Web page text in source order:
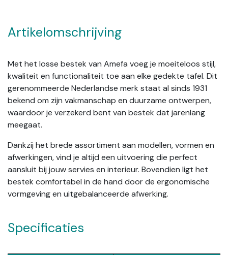
Artikelomschrijving
Met het losse bestek van Amefa voeg je moeiteloos stijl,
kwaliteit en functionaliteit toe aan elke gedekte tafel. Dit
gerenommeerde Nederlandse merk staat al sinds 1931
bekend om zijn vakmanschap en duurzame ontwerpen,
waardoor je verzekerd bent van bestek dat jarenlang
meegaat.
Dankzij het brede assortiment aan modellen, vormen en
afwerkingen, vind je altijd een uitvoering die perfect
aansluit bij jouw servies en interieur. Bovendien ligt het
bestek comfortabel in de hand door de ergonomische
vormgeving en uitgebalanceerde afwerking.
Specificaties